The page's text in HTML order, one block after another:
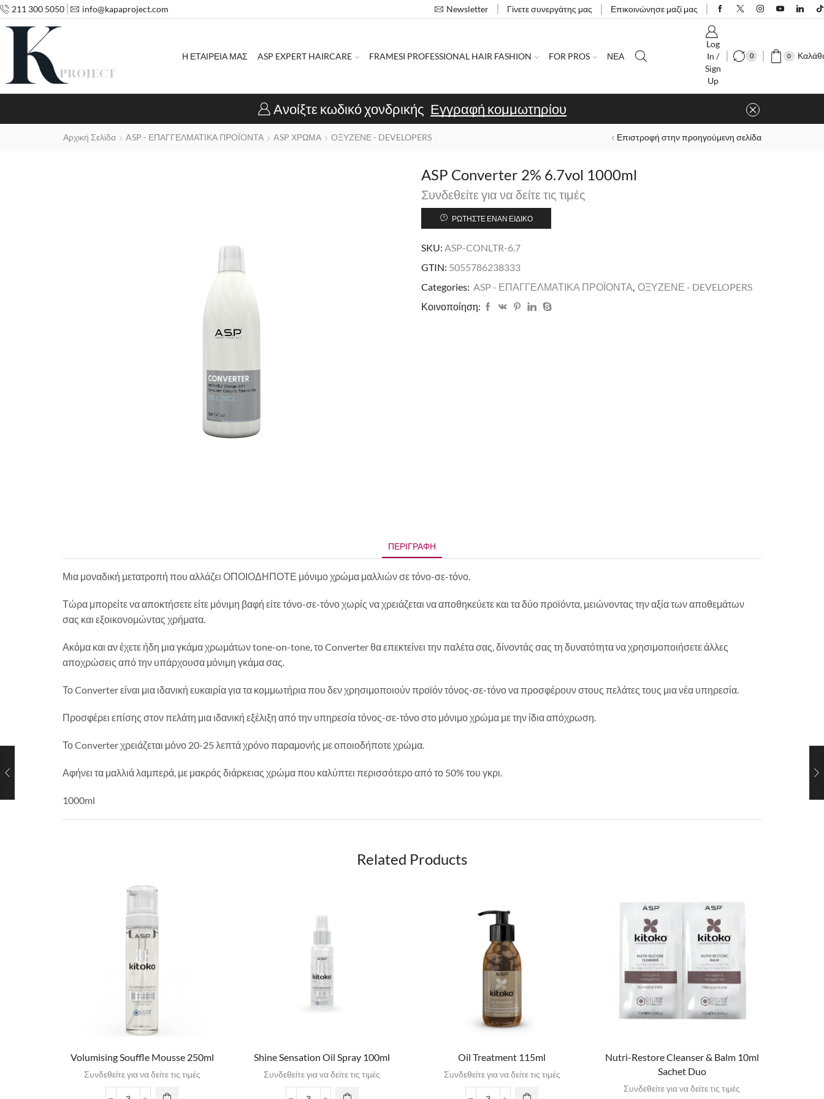
211 300 5050 info@kapaproject.com Newsletter Γίνετε συνεργάτης μας Επικοινώνησε μαζί μας
Η ΕΤΑΙΡΕΙΑ ΜΑΣ ASP EXPERT HAIRCARE FRAMESI PROFESSIONAL HAIR FASHION FOR PROS ΝΕΑ
Log
In /
Sign
Up
0 0 Καλάθι
Ανοίξτε κωδικό χονδρικής Εγγραφή κομμωτηρίου
Αρχική Σελίδα ASP - ΕΠΑΓΓΕΛΜΑΤΙΚΑ ΠΡΟΪΟΝΤΑ ASP ΧΡΩΜΑ ΟΞΥΖΕΝΕ - DEVELOPERS Επιστροφή στην προηγούμενη σελίδα
ASP Converter 2% 6.7vol 1000ml
Συνδεθείτε για να δείτε τις τιμές
ΡΩΤΉΣΤΕ ΈΝΑΝ ΕΙΔΙΚΌ
SKU: ASP-CONLTR-6.7
GTIN: 5055786238333
Categories: ASP - ΕΠΑΓΓΕΛΜΑΤΙΚΑ ΠΡΟΪΟΝΤΑ ΟΞΥΖΕΝΕ - DEVELOPERS
Κοινοποίηση:
ΠΕΡΙΓΡΑΦΉ
Μια μοναδική μετατροπή που αλλάζει ΟΠΟΙΟΔΗΠΟΤΕ μόνιμο χρώμα μαλλιών σε τόνο-σε-τόνο.
Τώρα μπορείτε να αποκτήσετε είτε μόνιμη βαφή είτε τόνο-σε-τόνο χωρίς να χρειάζεται να αποθηκεύετε και τα δύο προϊόντα, μειώνοντας την αξία των αποθεμάτων
σας και εξοικονομώντας χρήματα.
Ακόμα και αν έχετε ήδη μια γκάμα χρωμάτων tone-on-tone, το Converter θα επεκτείνει την παλέτα σας, δίνοντάς σας τη δυνατότητα να χρησιμοποιήσετε άλλες
αποχρώσεις από την υπάρχουσα μόνιμη γκάμα σας.
Το Converter είναι μια ιδανική ευκαιρία για τα κομμωτήρια που δεν χρησιμοποιούν προϊόν τόνος-σε-τόνο να προσφέρουν στους πελάτες τους μια νέα υπηρεσία.
Προσφέρει επίσης στον πελάτη μια ιδανική εξέλιξη από την υπηρεσία τόνος-σε-τόνο στο μόνιμο χρώμα με την ίδια απόχρωση.
Το Converter χρειάζεται μόνο 20-25 λεπτά χρόνο παραμονής με οποιοδήποτε χρώμα.
Αφήνει τα μαλλιά λαμπερά, με μακράς διάρκειας χρώμα που καλύπτει περισσότερο από το 50% του γκρι.
1000ml
Related Products
Volumising Souffle Mousse 250ml
Συνδεθείτε για να δείτε τις τιμές
Shine Sensation Oil Spray 100ml
Συνδεθείτε για να δείτε τις τιμές
Oil Treatment 115ml
Συνδεθείτε για να δείτε τις τιμές
Nutri-Restore Cleanser & Balm 10ml
Sachet Duo
Συνδεθείτε για να δείτε τις τιμές